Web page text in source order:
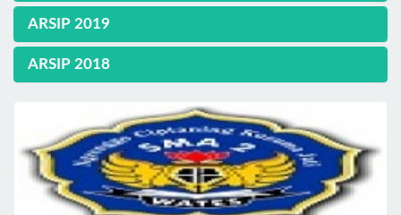
ARSIP 2019
ARSIP 2018